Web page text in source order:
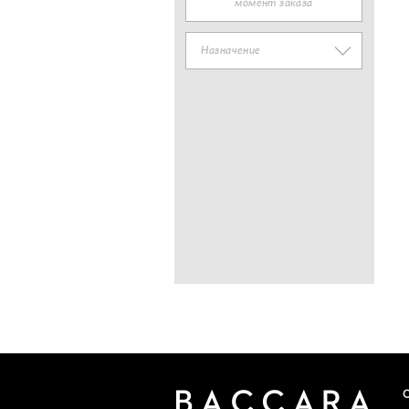
момент заказа
Назначение